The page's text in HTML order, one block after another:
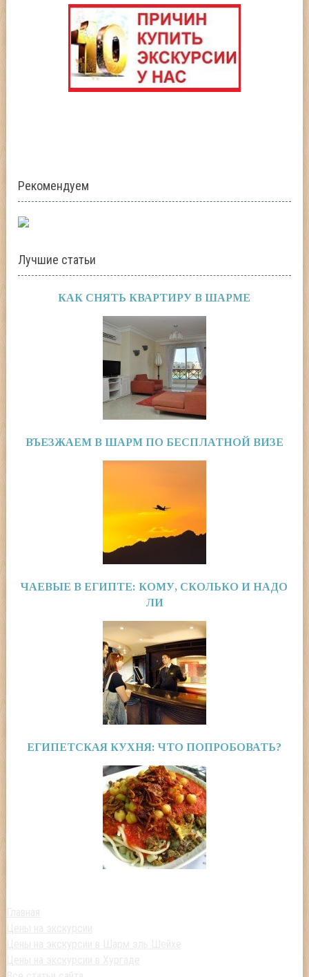
Рекомендуем
Лучшие статьи
КАК СНЯТЬ КВАРТИРУ В ШАРМЕ
ВЪЕЗЖАЕМ В ШАРМ ПО БЕСПЛАТНОЙ ВИЗЕ
ЧАЕВЫЕ В ЕГИПТЕ: КОМУ, СКОЛЬКО И НАДО
ЛИ
ЕГИПЕТСКАЯ КУХНЯ: ЧТО ПОПРОБОВАТЬ?